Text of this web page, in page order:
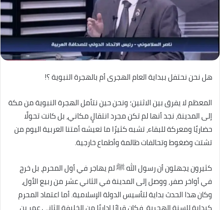
هل نحن نحتفل ببداية العام الهجرى أم بالهجرة النبوية ؟!
المعظم لا يفرق بين الاثنين؛ ونحن حين نتأمل الهجرة النبوية من مكة
إلى المدينة، نجد أنها لم تكن مجرد انتقالٍ مكاني، بل كانت تحولًا
حضاريًا ومعركة للبقاء، تشبه كثيرًا ما تعيشه أمتنا العربية اليوم من
تشتت وضغوط وتحالفات ظالمة وأطماع خارجية.
كثيرون يجهلون أن رسول الله ﷺ لم يهاجر في أول المحرم، بل خرج
في أواخر صفر، ووصل إلى المدينة في الثاني عشر من ربيع الأول،
وكان هذا الحدث بداية لتأسيس الدولة الإسلامية. أما اعتماد المحرم